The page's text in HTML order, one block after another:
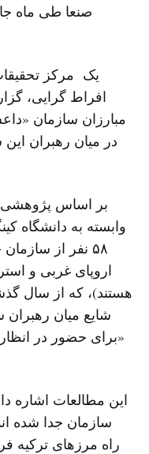
صنعا طی ماه
یک مرکز
افراط گرایی،
مبارزان سازمان
در میان رهبران
بر اساس پژوهشی
وابسته به دانشگاه
۵۸ نفر از
اروپای غربی و
هستند)، که از سال
شایع میان
«برای حضور در
این مطالعات اشاره
سازمان جدا شده
راه مرزهای ترکیه